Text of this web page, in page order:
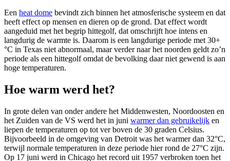
Een heat dome bevindt zich binnen het atmosferische systeem en dat
heeft effect op mensen en dieren op de grond. Dat effect wordt
aangeduid met het begrip hittegolf, dat omschrijft hoe intens en
langdurig de warmte is. Daarom is een langdurige periode met 30+
°C in Texas niet abnormaal, maar verder naar het noorden geldt zo’n
periode als een hittegolf omdat de bevolking daar niet gewend is aan
hoge temperaturen.
Hoe warm werd het?
In grote delen van onder andere het Middenwesten, Noordoosten en
het Zuiden van de VS werd het in juni warmer dan gebruikelijk en
liepen de temperaturen op tot ver boven de 30 graden Celsius.
Bijvoorbeeld in de omgeving van Detroit was het warmer dan 32°C,
terwijl normale temperaturen in deze periode hier rond de 27°C zijn.
Op 17 juni werd in Chicago het record uit 1957 verbroken toen het